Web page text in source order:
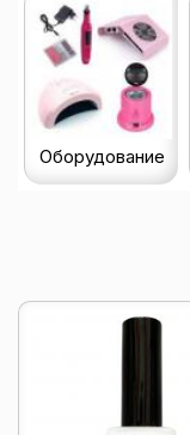
Оборудование